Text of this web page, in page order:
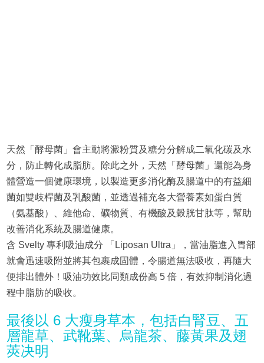
天然「酵母菌」會主動將澱粉質及糖分分解成二氧化碳及水
分，防止轉化成脂肪。除此之外，天然「酵母菌」還能為身
體營造一個健康環境，以製造更多消化酶及腸道中的有益細
菌如雙歧桿菌及乳酸菌，並透過補充各大營養素如蛋白質
（氨基酸）、維他命、礦物質、有機酸及穀胱甘肽等，幫助
改善消化系統及腸道健康。
含 Svelty 專利吸油成分 「Liposan Ultra」，當油脂進入胃部
就會迅速吸附並將其包裹成固體，令腸道無法吸收，再隨大
便排出體外！吸油功效比同類成份高 5 倍，有效抑制消化過
程中脂肪的吸收。
最後以 6 大瘦身草本，包括白腎豆、五
層龍草、武靴葉、烏龍茶、藤黃果及翅
莢决明